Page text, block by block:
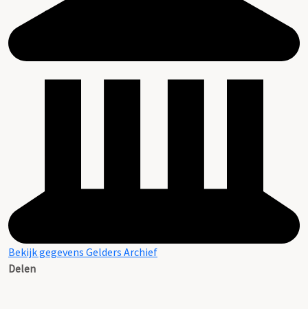
Bekijk gegevens Gelders Archief
Delen